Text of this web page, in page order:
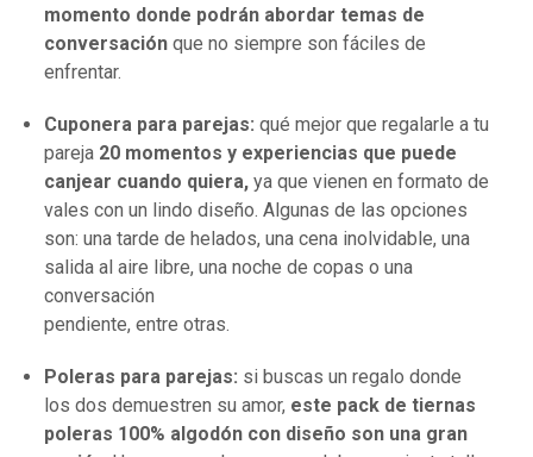
momento donde podrán abordar temas de
conversación que no siempre son fáciles de
enfrentar.
Cuponera para parejas: qué mejor que regalarle a tu
pareja 20 momentos y experiencias que puede
canjear cuando quiera, ya que vienen en formato de
vales con un lindo diseño. Algunas de las opciones
son: una tarde de helados, una cena inolvidable, una
salida al aire libre, una noche de copas o una
conversación
pendiente, entre otras.
Poleras para parejas: si buscas un regalo donde
los dos demuestren su amor, este pack de tiernas
poleras 100% algodón con diseño son una gran